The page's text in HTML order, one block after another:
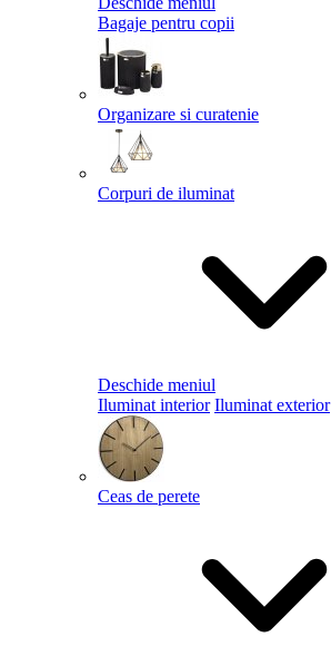
Bagaje pentru copii
Organizare si curatenie
Corpuri de iluminat
Deschide meniul
Iluminat interior Iluminat exterior
Ceas de perete